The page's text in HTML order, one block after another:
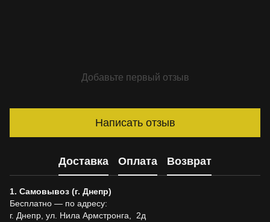
Добавьте первый отзыв
Написать отзыв
Доставка Оплата Возврат
1. Самовывоз (г. Днепр)
Бесплатно — по адресу:
г. Днепр, ул. Нила Армстронга, 2д